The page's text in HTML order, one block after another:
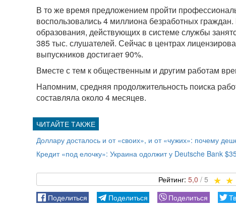
В то же время предложением пройти
воспользовались 4 миллиона безработных
образования, действующих в системе службы
385 тыс. слушателей. Сейчас в центрах
выпускников достигает 90%.
Вместе с тем к общественным и другим работам
Напомним, средняя продолжительность поиска
составляла около 4 месяцев.
Доллару досталось и от «своих», и от «чужих»: почему
Кредит «под елочку»: Украина одолжит у Deutsche Bank
5,0